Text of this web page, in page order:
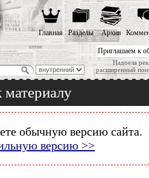
Приглашаем к
Надоела
расширенный
Главная Разделы Архив
обычную версию сайта.
версию >>